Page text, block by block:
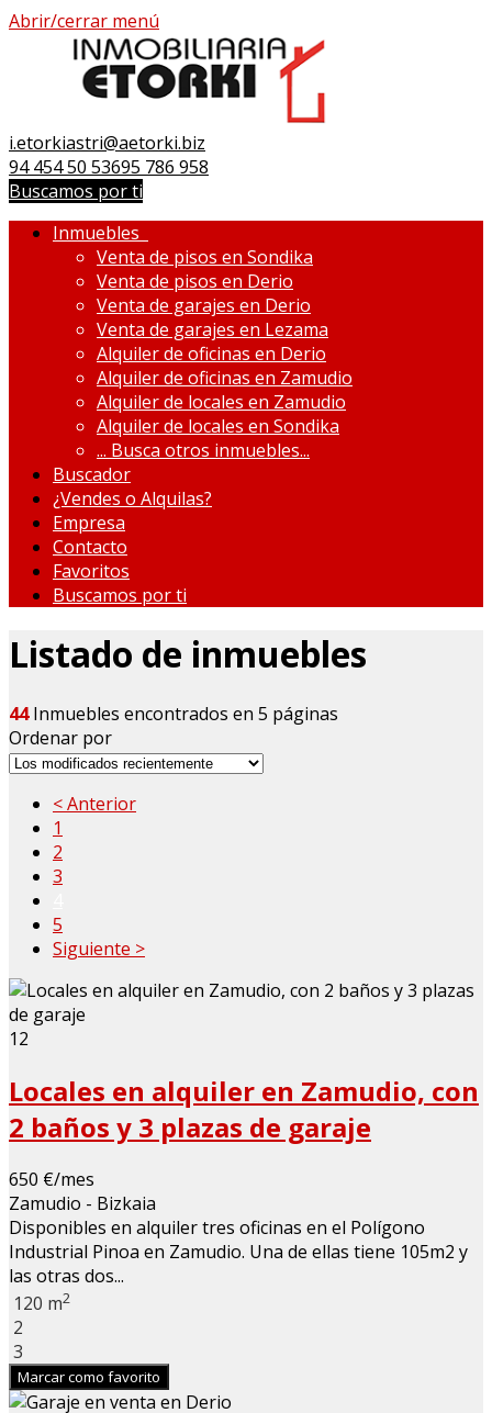
Abrir/cerrar menú
i.etorkiastri@aetorki.biz
94 454 50 53695 786 958
Buscamos por ti
Inmuebles
Venta de pisos en Sondika
Venta de pisos en Derio
Venta de garajes en Derio
Venta de garajes en Lezama
Alquiler de oficinas en Derio
Alquiler de oficinas en Zamudio
Alquiler de locales en Zamudio
Alquiler de locales en Sondika
... Busca otros inmuebles...
Buscador
¿Vendes o Alquilas?
Empresa
Contacto
Favoritos
Buscamos por ti
Listado de inmuebles
44Inmuebles encontrados en 5 páginas
Ordenar por
< Anterior
1
2
3
5
Siguiente >
12
Locales en alquiler en Zamudio, con
2 baños y 3 plazas de garaje
650 €/mes
Zamudio - Bizkaia
Disponibles en alquiler tres oficinas en el Polígono
Industrial Pinoa en Zamudio. Una de ellas tiene 105m2 y
las otras dos...
120 m2
2
3
Marcar como favorito